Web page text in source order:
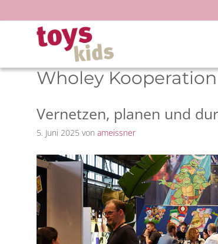
Inhalt
springen
Wholey Kooperation
Vernetzen, planen und
5. Juni 2025 von ameissner